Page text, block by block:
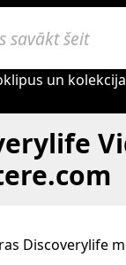
un
Discoverylife